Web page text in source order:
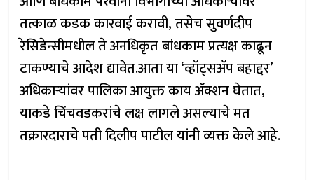
तत्काळ कडक कारवाई करावी, तसेच सुवर्णदीप
रेसिडेन्सीमधील ते अनधिकृत बांधकाम प्रत्यक्ष काढून
टाकण्याचे आदेश द्यावेत.​आता या ‘व्हॉट्सॲप बहाद्दर’
अधिकाऱ्यांवर पालिका आयुक्त काय ॲक्शन घेतात,
याकडे चिंचवडकरांचे लक्ष लागले असल्याचे मत
तक्रारदाराचे पती दिलीप पाटील यांनी व्यक्त केले आहे.